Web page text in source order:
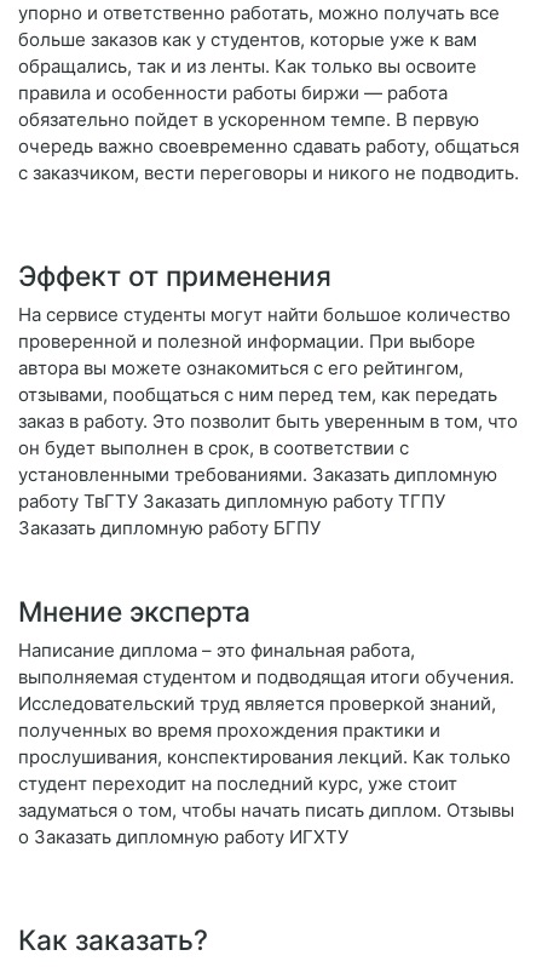
упорно и ответственно работать, можно получать все
больше заказов как у студентов, которые уже к вам
обращались, так и из ленты. Как только вы освоите
правила и особенности работы биржи — работа
обязательно пойдет в ускоренном темпе. В первую
очередь важно своевременно сдавать работу, общаться
с заказчиком, вести переговоры и никого не подводить.
Эффект от применения
На сервисе студенты могут найти большое количество
проверенной и полезной информации. При выборе
автора вы можете ознакомиться с его рейтингом,
отзывами, пообщаться с ним перед тем, как передать
заказ в работу. Это позволит быть уверенным в том, что
он будет выполнен в срок, в соответствии с
установленными требованиями. Заказать дипломную
работу ТвГТУ Заказать дипломную работу ТГПУ
Заказать дипломную работу БГПУ
Мнение эксперта
Написание диплома – это финальная работа,
выполняемая студентом и подводящая итоги обучения.
Исследовательский труд является проверкой знаний,
полученных во время прохождения практики и
прослушивания, конспектирования лекций. Как только
студент переходит на последний курс, уже стоит
задуматься о том, чтобы начать писать диплом. Отзывы
о Заказать дипломную работу ИГХТУ
Как заказать?